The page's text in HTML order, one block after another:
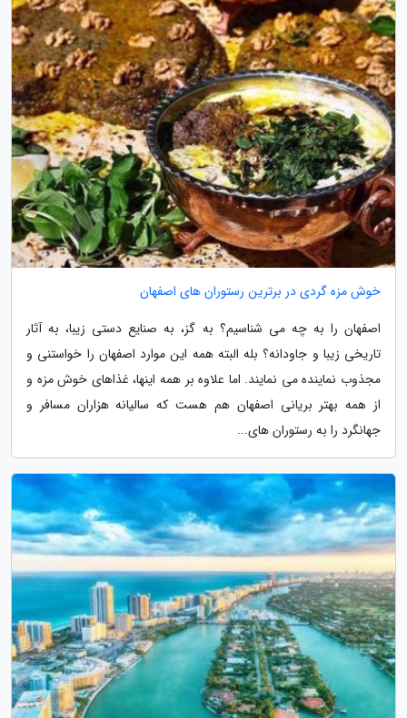
خوش مزه گردی در برترین رستوران های اصفهان
اصفهان را به چه می شناسیم؟ به گز، به صنایع دستی زیبا، به آثار
تاریخی زیبا و جاودانه؟ بله البته همه این موارد اصفهان را خواستنی و
مجذوب نماینده می نمایند. اما علاوه بر همه اینها، غذاهای خوش مزه و
از همه بهتر بریانی اصفهان هم هست که سالیانه هزاران مسافر و
جهانگرد را به رستوران های...